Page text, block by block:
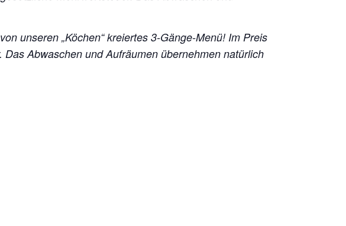
unseren „Köchen“ kreiertes 3-Gänge-Menü! Im Preis
Abwaschen und Aufräumen übernehmen natürlich